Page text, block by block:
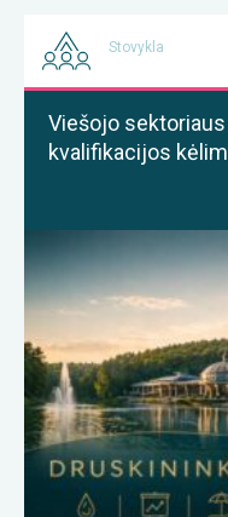
Stovykla
Viešojo
kvalifikacijos